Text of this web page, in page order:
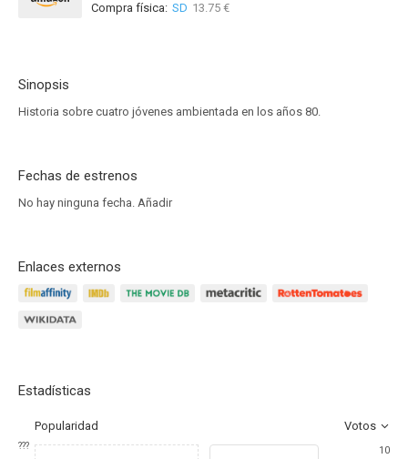
Compra física: SD 13.75 €
Sinopsis
Historia sobre cuatro jóvenes ambientada en los años 80.
Fechas de estrenos
No hay ninguna fecha. Añadir
Enlaces externos
Estadísticas
Popularidad Votos
???
10